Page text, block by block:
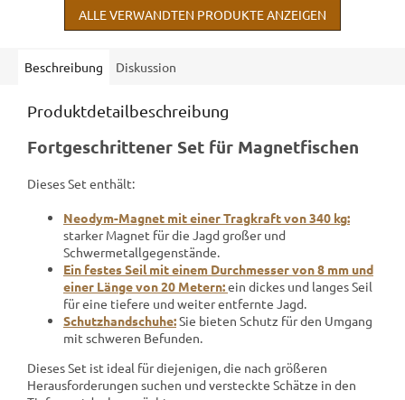
ALLE VERWANDTEN PRODUKTE ANZEIGEN
Beschreibung Diskussion
Produktdetailbeschreibung
Fortgeschrittener Set für Magnetfischen
Dieses Set enthält:
Neodym-Magnet mit einer Tragkraft von 340 kg:
starker Magnet für die Jagd großer und
Schwermetallgegenstände.
Ein festes Seil mit einem Durchmesser von 8 mm und
einer Länge von 20 Metern:ein dickes und langes Seil
für eine tiefere und weiter entfernte Jagd.
Schutzhandschuhe:Sie bieten Schutz für den Umgang
mit schweren Befunden.
Dieses Set ist ideal für diejenigen, die nach größeren
Herausforderungen suchen und versteckte Schätze in den